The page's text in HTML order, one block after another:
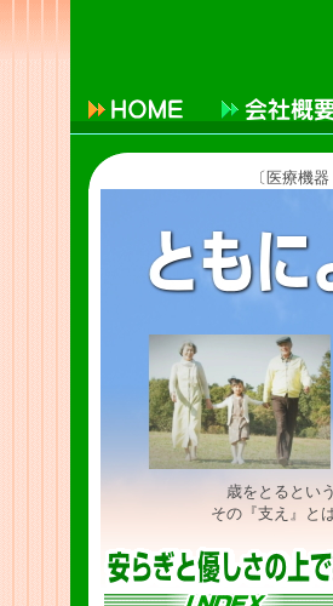
〔医療機
歳をとるとい
その『支え』と